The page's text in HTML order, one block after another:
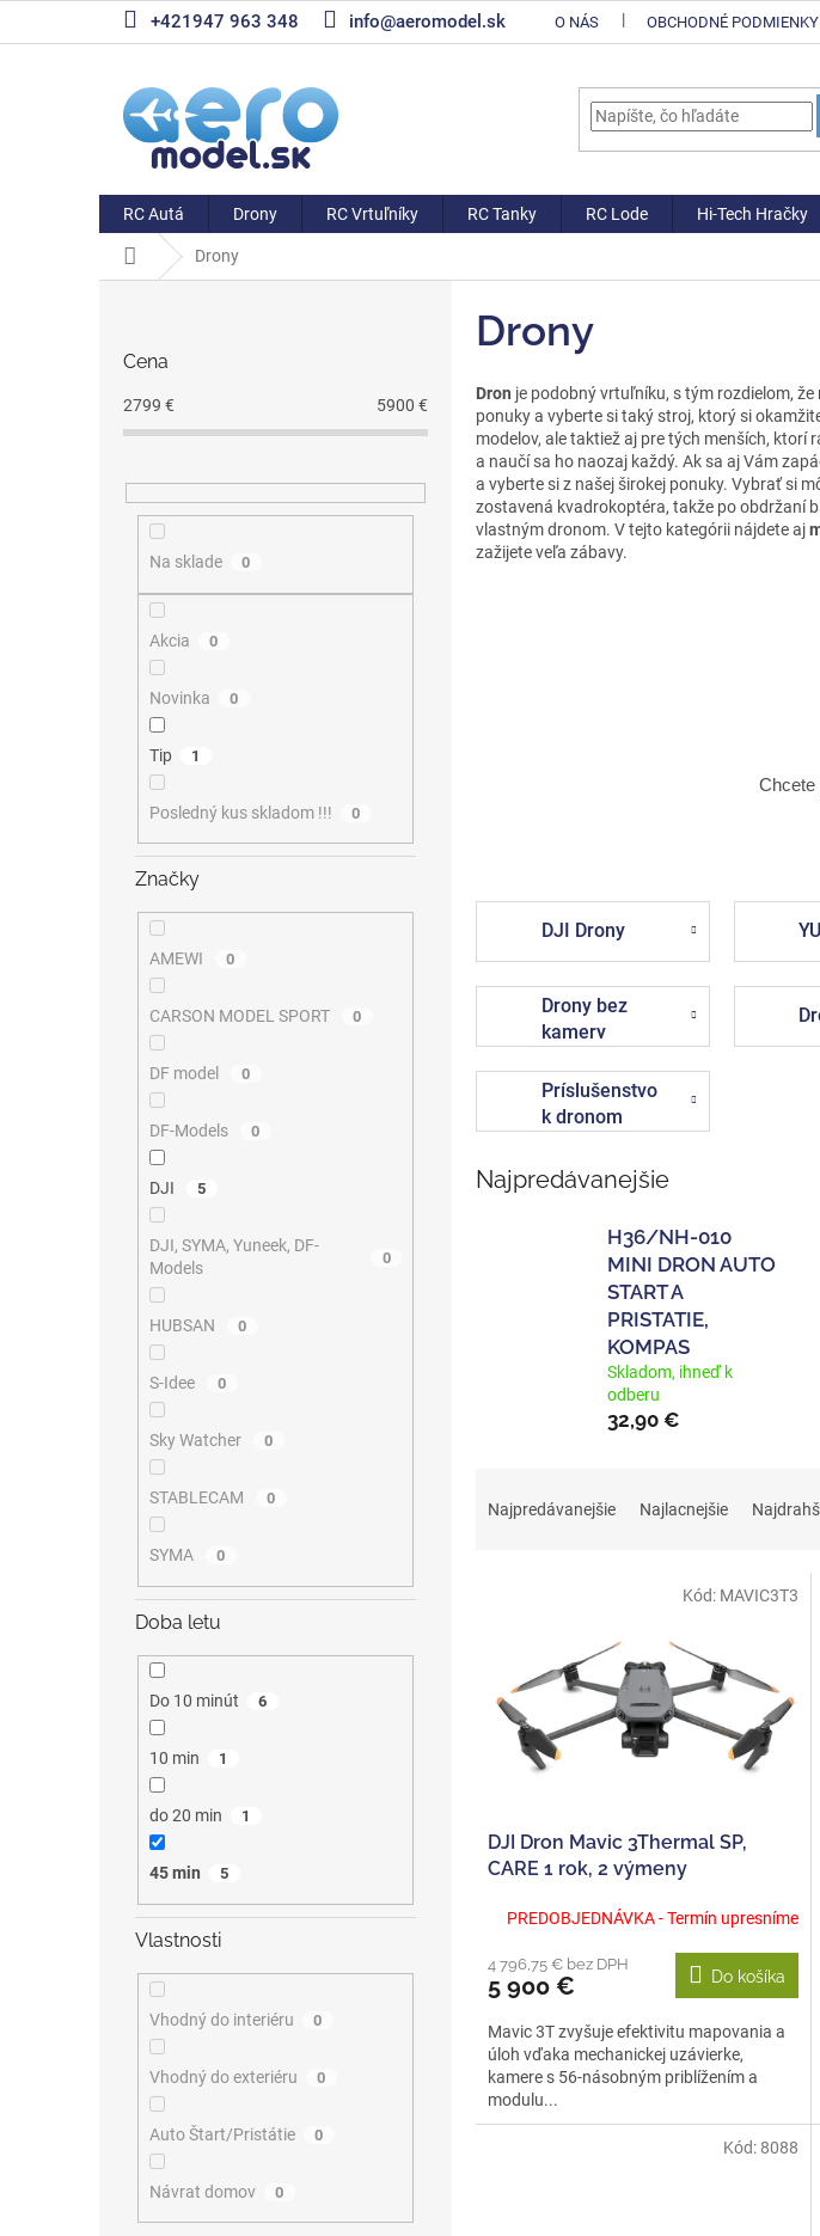
+421947 963 348 info@aeromodel.sk O NÁS OBCHODNÉ PODMIENKY
RC Autá Drony RC Vrtuľníky RC Tanky RC Lode Hi-Tech Hračky
DomovDrony
Cena
2799 € 5900 €
Na sklade 0
Akcia 0
Novinka 0
Tip 1
Posledný kus skladom !!! 0
Značky
AMEWI 0
CARSON MODEL SPORT 0
DF model 0
DF-Models 0
DJI 5
DJI, SYMA, Yuneek, DF-
Models
0
HUBSAN 0
S-Idee 0
Sky Watcher 0
STABLECAM 0
SYMA 0
Doba letu
Do 10 minút 6
10 min 1
do 20 min 1
45 min 5
Vlastnosti
Vhodný do interiéru 0
Vhodný do exteriéru 0
Auto Štart/Pristátie 0
Návrat domov 0
Drony
Dron je podobný vrtuľníku, s tým rozdielom,
ponuky a vyberte si taký stroj, ktorý si
modelov, ale taktiež aj pre tých menších,
a naučí sa ho naozaj každý. Ak sa aj Vám
a vyberte si z našej širokej ponuky. Vybrať si
zostavená kvadrokoptéra, takže po obdržaní
vlastným dronom. V tejto kategórii nájdete aj
zažijete veľa zábavy.
Chcete
DJI Drony
Drony bez
kamery
Príslušenstvo
k dronom
Najpredávanejšie
H36/NH-010
MINI DRON AUTO
START A
PRISTATIE,
KOMPAS
Skladom, ihneď k
odberu
32,90 €
Najpredávanejšie Najlacnejšie
DJI Dron Mavic 3Thermal SP,
CARE 1 rok, 2 výmeny
PREDOBJEDNÁVKA - Termín upresníme
4 796,75 € bez DPH
5 900 € Do košíka
Mavic 3T zvyšuje efektivitu mapovania a
úloh vďaka mechanickej uzávierke,
kamere s 56-násobným priblížením a
modulu...
Kód: MAVIC3T3
Kód: 8088